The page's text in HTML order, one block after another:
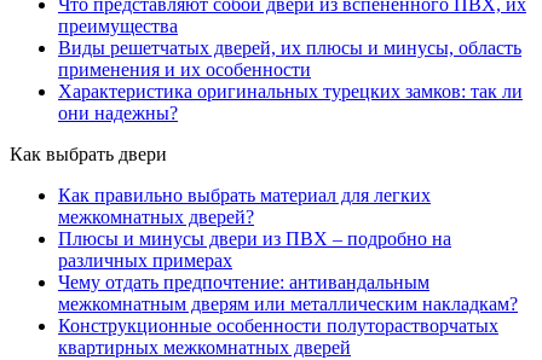
Что представляют собой двери из вспененного ПВХ, их
преимущества
Виды решетчатых дверей, их плюсы и минусы, область
применения и их особенности
Характеристика оригинальных турецких замков: так ли
они надежны?
Как выбрать двери
Как правильно выбрать материал для легких
межкомнатных дверей?
Плюсы и минусы двери из ПВХ – подробно на
различных примерах
Чему отдать предпочтение: антивандальным
межкомнатным дверям или металлическим накладкам?
Конструкционные особенности полуторастворчатых
квартирных межкомнатных дверей